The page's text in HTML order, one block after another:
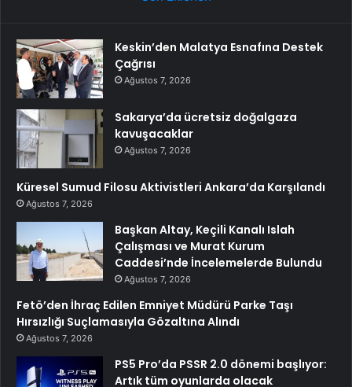
Keskin’den Malatya Esnafına Destek
Çağrısı
Ağustos 7, 2026
Sakarya’da ücretsiz doğalgaza
kavuşacaklar
Ağustos 7, 2026
Küresel Sumud Filosu Aktivistleri Ankara’da Karşılandı
Ağustos 7, 2026
Başkan Altay, Keçili Kanalı Islah
Çalışması ve Murat Kurum
Caddesi’nde İncelemelerde Bulundu
Ağustos 7, 2026
Fetö’den İhraç Edilen Emniyet Müdürü Parke Taşı
Hırsızlığı Suçlamasıyla Gözaltına Alındı
Ağustos 7, 2026
PS5 Pro’da PSSR 2.0 dönemi başlıyor:
Artık tüm oyunlarda olacak